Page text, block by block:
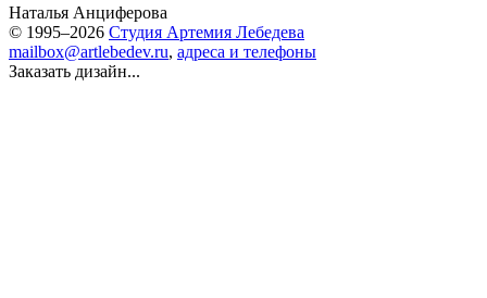
Наталья Анциферова
© 1995–2026 Студия Артемия Лебедева
mailbox@artlebedev.ru, адреса и телефоны
Заказать дизайн...